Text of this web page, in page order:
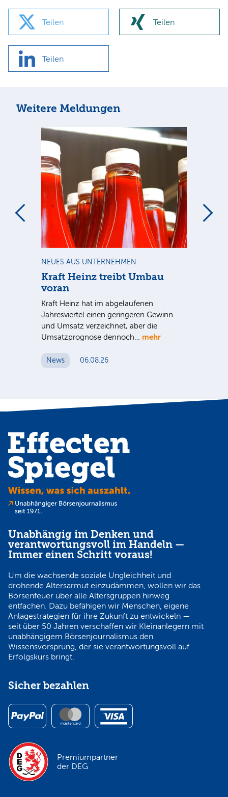
Teilen Teilen
Teilen
Weitere Meldungen
NEUES AUS UNTERNEHMEN
Kraft Heinz treibt Umbau
voran
Kraft Heinz hat im abgelaufenen
Jahresviertel einen geringeren Gewinn
und Umsatz verzeichnet, aber die
Umsatzprognose dennoch… mehr
News 06.08.26
Unabhängig im Denken und
verantwortungsvoll im Handeln —
Immer einen Schritt voraus!
Um die wachsende soziale Ungleichheit und
drohende Altersarmut einzudämmen, wollen wir das
Börsenfeuer über alle Altersgruppen hinweg
entfachen. Dazu befähigen wir Menschen, eigene
Anlagestrategien für ihre Zukunft zu entwickeln —
seit über 50 Jahren verschaffen wir Kleinanlegern mit
unabhängigem Börsenjournalismus den
Wissensvorsprung, der sie verantwortungsvoll auf
Erfolgskurs bringt.
Sicher bezahlen
Premiumpartner
der DEG